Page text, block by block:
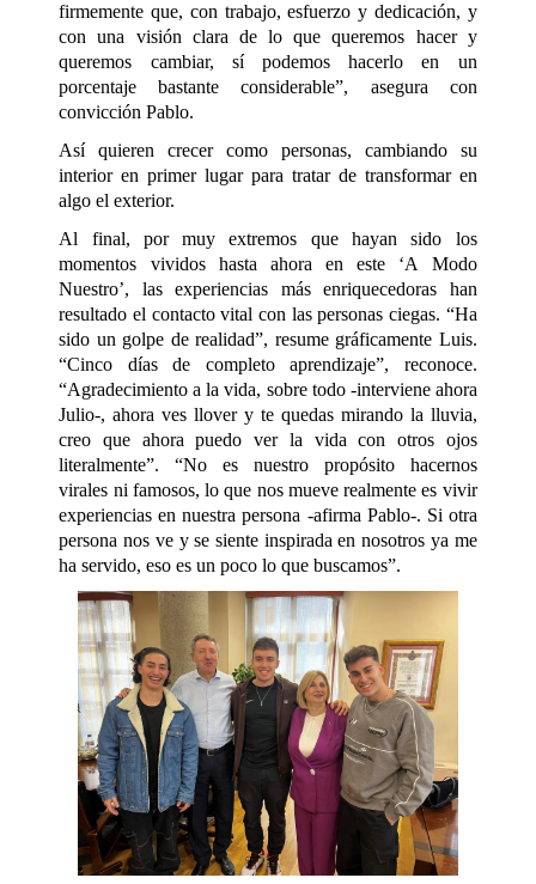
firmemente que, con trabajo, esfuerzo y dedicación, y
con una visión clara de lo que queremos hacer y
queremos cambiar, sí podemos hacerlo en un
porcentaje bastante considerable”, asegura con
convicción Pablo.
Así quieren crecer como personas, cambiando su
interior en primer lugar para tratar de transformar en
algo el exterior.
Al final, por muy extremos que hayan sido los
momentos vividos hasta ahora en este ‘A Modo
Nuestro’, las experiencias más enriquecedoras han
resultado el contacto vital con las personas ciegas. “Ha
sido un golpe de realidad”, resume gráficamente Luis.
“Cinco días de completo aprendizaje”, reconoce.
“Agradecimiento a la vida, sobre todo -interviene ahora
Julio-, ahora ves llover y te quedas mirando la lluvia,
creo que ahora puedo ver la vida con otros ojos
literalmente”. “No es nuestro propósito hacernos
virales ni famosos, lo que nos mueve realmente es vivir
experiencias en nuestra persona -afirma Pablo-. Si otra
persona nos ve y se siente inspirada en nosotros ya me
ha servido, eso es un poco lo que buscamos”.